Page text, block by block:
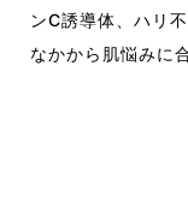
ンC誘導体、ハリ
なかから肌悩みに